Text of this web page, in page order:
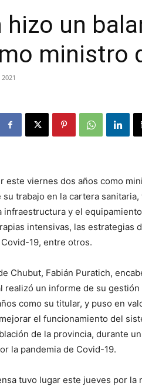
hizo un
ministro
este viernes dos años como
trabajo en la cartera
infraestructura y el
intensivas, las estrategias
19, entre otros.
Chubut, Fabián Puratich,
realizó un informe de su
como su titular, y puso en
el funcionamiento del
de la provincia, durante
la pandemia de Covid-19.
tuvo lugar este jueves por